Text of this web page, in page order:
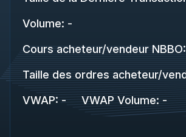
Volume: -
Cours acheteur/vendeur NBBO:
Taille des ordres acheteur/
VWAP: - VWAP Volume: -